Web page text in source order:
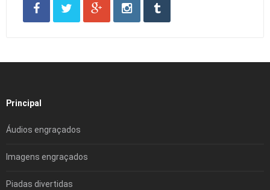
Principal
Áudios engraçados
Imagens engraçados
Piadas divertidas